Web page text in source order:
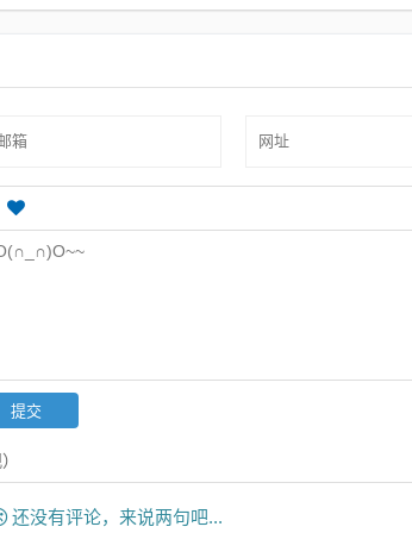
包装技巧
还没有评论，来说两句吧...